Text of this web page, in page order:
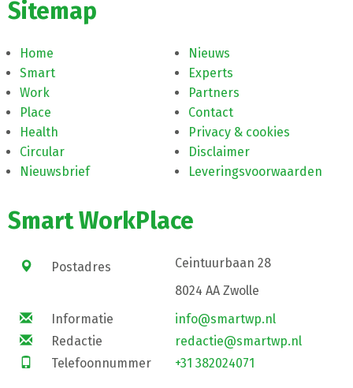
Sitemap
Home
Smart
Work
Place
Health
Circular
Nieuwsbrief
Nieuws
Experts
Partners
Contact
Privacy & cookies
Disclaimer
Leveringsvoorwaarden
Smart WorkPlace
Postadres
Ceintuurbaan 28
8024 AA Zwolle
Informatie
info@smartwp.nl
Redactie
redactie@smartwp.nl
Telefoonnummer
+31 382024071